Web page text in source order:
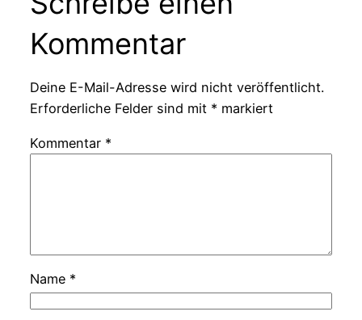
Kommentar
Deine E-Mail-Adresse wird nicht veröffentlicht.
Erforderliche Felder sind mit * markiert
Kommentar *
Name *